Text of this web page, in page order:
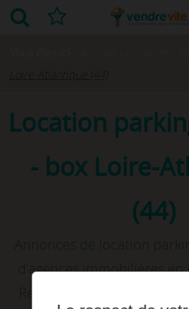
Location
- box Loire-
(44)
d'agences immobilières en